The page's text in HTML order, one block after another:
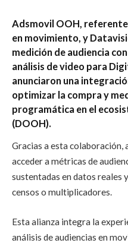
Adsmovil OOH, referente
en movimiento, y
medición de audiencia
análisis de video para
anunciaron una
optimizar la compra y
programática en el
(DOOH).
Gracias a esta colaboración,
acceder a métricas de
sustentadas en datos reales
censos o multiplicadores.
Esta alianza integra la
análisis de audiencias en